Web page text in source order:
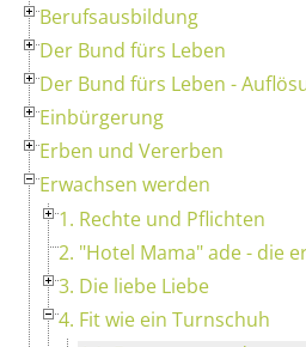
Berufsausbildung
Der Bund fürs Leben
Der Bund fürs Leben -
Einbürgerung
Erben und Vererben
Erwachsen werden
1. Rechte und Pflichten
2. "Hotel Mama" ade - die
3. Die liebe Liebe
4. Fit wie ein Turnschuh